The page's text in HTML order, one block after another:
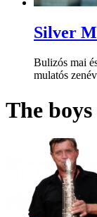
Silver
Bulizós mai
mulatós
The